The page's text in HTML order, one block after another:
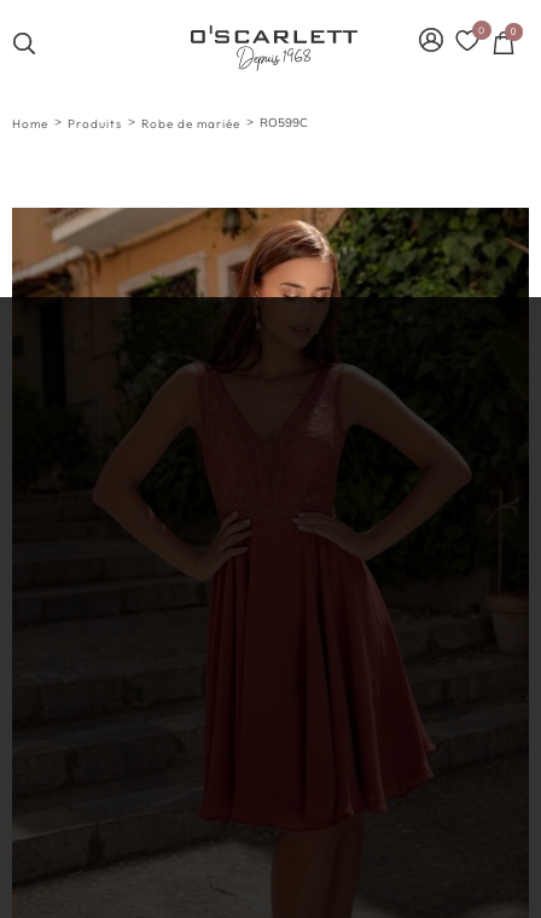
0 0
Home > Produits > Robe de mariée > RO599C